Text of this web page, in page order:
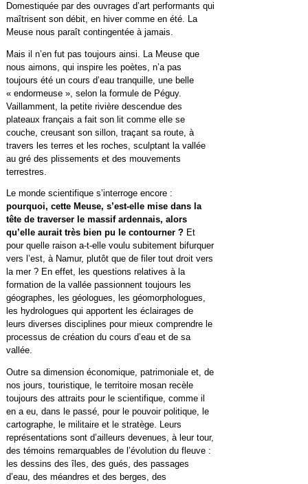
Domestiquée par des ouvrages d’art performants qui
maîtrisent son débit, en hiver comme en été. La
Meuse nous paraît contingentée à jamais.
Mais il n’en fut pas toujours ainsi. La Meuse que
nous aimons, qui inspire les poètes, n’a pas
toujours été un cours d’eau tranquille, une belle
« endormeuse », selon la formule de Péguy.
Vaillamment, la petite rivière descendue des
plateaux français a fait son lit comme elle se
couche, creusant son sillon, traçant sa route, à
travers les terres et les roches, sculptant la vallée
au gré des plissements et des mouvements
terrestres.
Le monde scientifique s’interroge encore :
pourquoi, cette Meuse, s’est-elle mise dans la
tête de traverser le massif ardennais, alors
qu’elle aurait très bien pu le contourner ? Et
pour quelle raison a-t-elle voulu subitement bifurquer
vers l’est, à Namur, plutôt que de filer tout droit vers
la mer ? En effet, les questions relatives à la
formation de la vallée passionnent toujours les
géographes, les géologues, les géomorphologues,
les hydrologues qui apportent les éclairages de
leurs diverses disciplines pour mieux comprendre le
processus de création du cours d’eau et de sa
vallée.
Outre sa dimension économique, patrimoniale et, de
nos jours, touristique, le territoire mosan recèle
toujours des attraits pour le scientifique, comme il
en a eu, dans le passé, pour le pouvoir politique, le
cartographe, le militaire et le stratège. Leurs
représentations sont d’ailleurs devenues, à leur tour,
des témoins remarquables de l’évolution du fleuve :
les dessins des îles, des gués, des passages
d’eau, des méandres et des berges, des